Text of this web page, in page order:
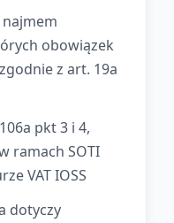
najmem
obowiązek
z art. 19a
pkt 3 i 4,
ramach SOTI
VAT IOSS
dotyczy